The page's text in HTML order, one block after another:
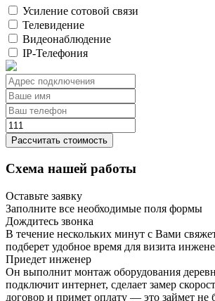
Усиление сотовой связи
Телевидение
Видеонаблюдение
IP-Телефония
Рассчитать стоимость
Схема нашей работы
Оставьте заявку
Заполните все необходимые поля формы
Дождитесь звонка
В течение нескольких минут с Вами
подберет удобное время для визита
Приедет инженер
Он выполнит монтаж оборудования
подключит интернет, сделает замер
договор и примет оплату — это займет не